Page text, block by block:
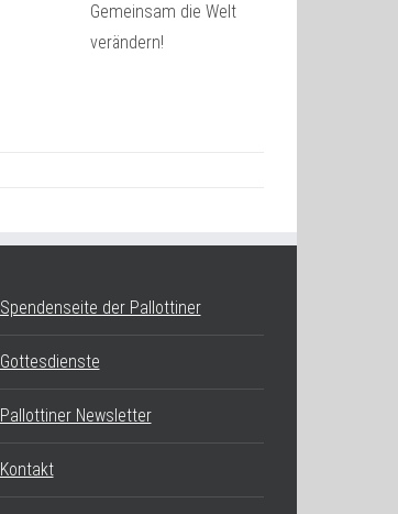
Gemeinsam die Welt
verändern!
Spendenseite der Pallottiner
Gottesdienste
Pallottiner Newsletter
Kontakt